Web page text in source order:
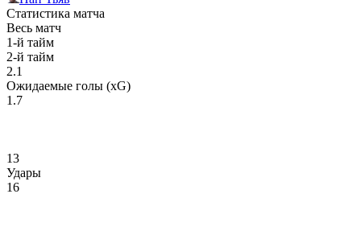
Статистика матча
Весь матч
1-й тайм
2-й тайм
2.1
Ожидаемые голы (xG)
1.7
13
Удары
16